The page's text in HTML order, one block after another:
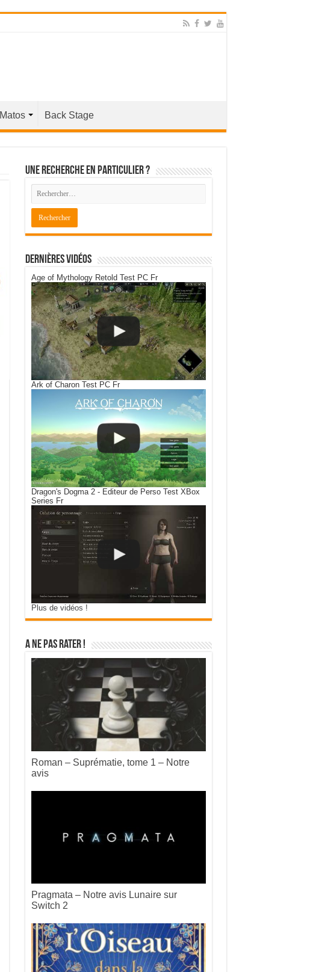
Matos Back Stage
Une recherche en particulier ?
Dernières Vidéos
Age of Mythology Retold Test PC Fr
Ark of Charon Test PC Fr
Dragon's Dogma 2 - Editeur de Perso Test XBox
Series Fr
Plus de vidéos !
A ne pas rater !
Roman – Suprématie, tome 1 – Notre
avis
Pragmata – Notre avis Lunaire sur
Switch 2